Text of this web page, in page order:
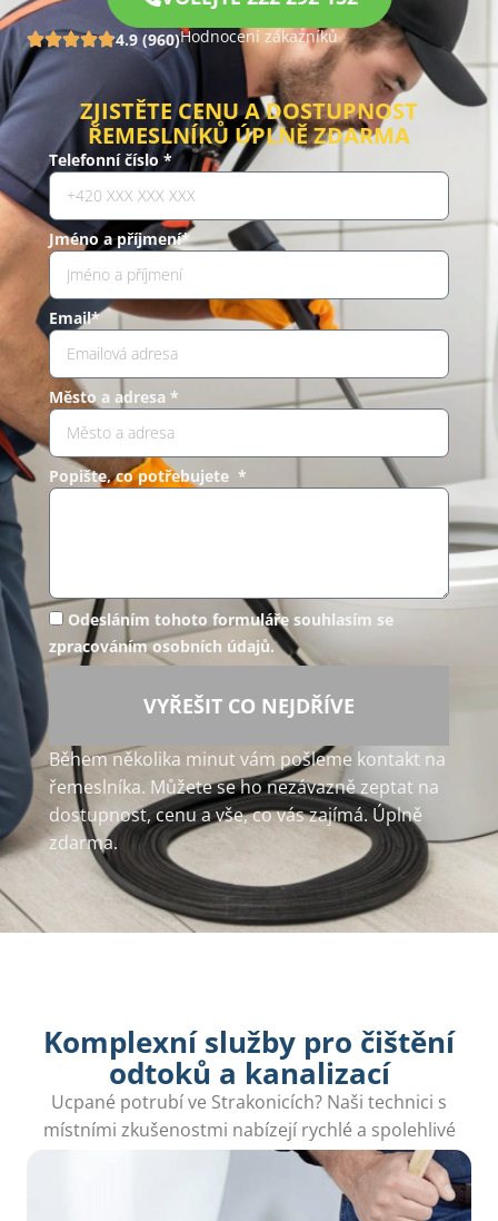
4.9 (960)Hodnocení zákazníků
ZJISTĚTE CENU A DOSTUPNOST
ŘEMESLNÍKŮ ÚPLNĚ ZDARMA
Telefonní číslo *
Jméno a příjmení*
Email*
Město a adresa *
Popište, co potřebujete *
Odesláním tohoto formuláře souhlasím se
zpracováním osobních údajů.
VYŘEŠIT CO NEJDŘÍVE
Během několika minut vám pošleme kontakt na
řemeslníka. Můžete se ho nezávazně zeptat na
dostupnost, cenu a vše, co vás zajímá. Úplně
zdarma.
Komplexní služby pro čištění
odtoků a kanalizací
Ucpané potrubí ve Strakonicích? Naši technici s
místními zkušenostmi nabízejí rychlé a spolehlivé
služby čištění pro vaši domácnost.